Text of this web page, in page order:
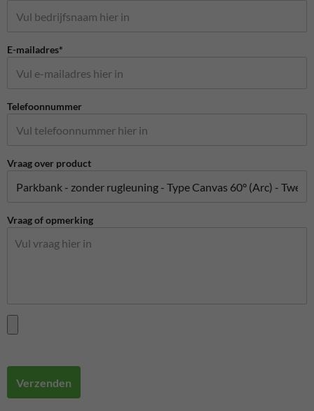
E-mailadres*
Telefoonnummer
Vraag over product
Vraag of opmerking
Verzenden